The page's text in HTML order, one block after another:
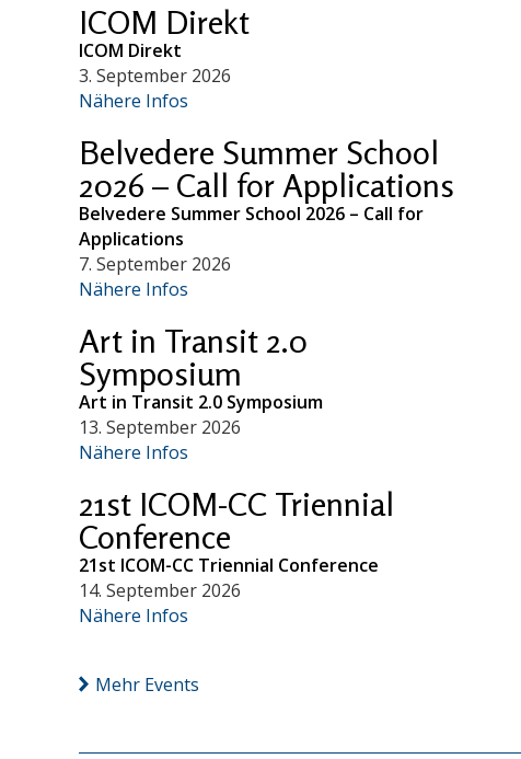
ICOM Direkt
ICOM Direkt
3. September 2026
Nähere Infos
Belvedere Summer School
2026 – Call for Applications
Belvedere Summer School 2026 – Call for
Applications
7. September 2026
Nähere Infos
Art in Transit 2.0
Symposium
Art in Transit 2.0 Symposium
13. September 2026
Nähere Infos
21st ICOM-CC Triennial
Conference
21st ICOM-CC Triennial Conference
14. September 2026
Nähere Infos
Mehr Events